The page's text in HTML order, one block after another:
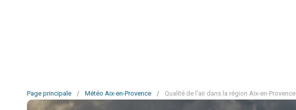
Page principale / Météo Aix-en-Provence / Qualité de l'air dans la région Aix-en-Provence